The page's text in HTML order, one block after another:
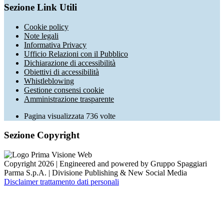
Sezione Link Utili
Cookie policy
Note legali
Informativa Privacy
Ufficio Relazioni con il Pubblico
Dichiarazione di accessibilità
Obiettivi di accessibilità
Whistleblowing
Gestione consensi cookie
Amministrazione trasparente
Pagina visualizzata 736 volte
Sezione Copyright
Copyright 2026 | Engineered and powered by Gruppo Spaggiari
Parma S.p.A. | Divisione Publishing & New Social Media
Disclaimer trattamento dati personali